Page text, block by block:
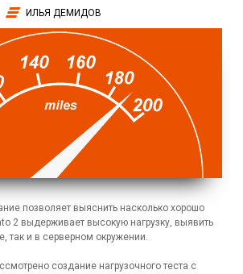
ИЛЬЯ ДЕМИДОВ
позволяет выяснить насколько хорошо
2 выдерживает высокую нагрузку, выявить
так и в серверном окружении.
создание нагрузочного теста с